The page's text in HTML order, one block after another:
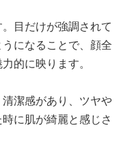
目だけが強調されて
になることで、顔全
的に映ります。
潔感があり、ツヤや
に肌が綺麗と感じさ